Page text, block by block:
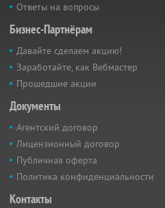
Ответы на вопросы
Бизнес-Партнёрам
Давайте сделаем акцию!
Заработайте, как Вебмастер
Прошедшие акции
Документы
Агентский договор
Лицензионный договор
Публичная оферта
Политика конфиденциальности
Контакты